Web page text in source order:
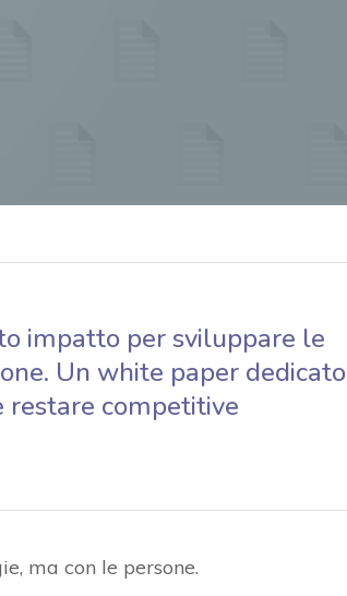
impatto per sviluppare le
Un white paper dedicato
restare competitive
ma con le persone.